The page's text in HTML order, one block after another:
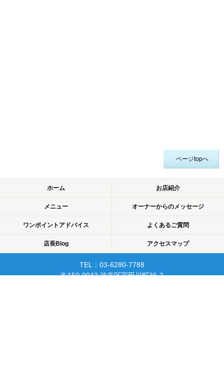
ページtopへ
ホーム お店紹介
メニュー オーナーからのメッセージ
ワンポイントアドバイス よくあるご質問
店長Blog アクセスマップ
TEL：03-6280-7788
〒150-0042 渋谷区宇田川町36-2